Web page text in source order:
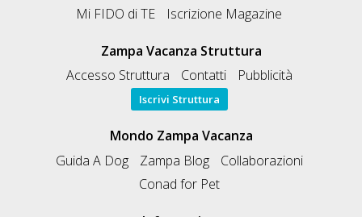
Mi FIDO di TE
Iscrizione Magazine
Zampa Vacanza Struttura
Accesso Struttura
Contatti Pubblicità
Iscrivi Struttura
Mondo Zampa Vacanza
Guida A Dog
Zampa Blog
Collaborazioni
Conad for Pet